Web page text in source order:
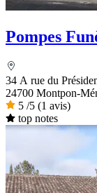
Pompes
34 A rue du
24700 Montpon-
5 /5 (1 avis)
top notes